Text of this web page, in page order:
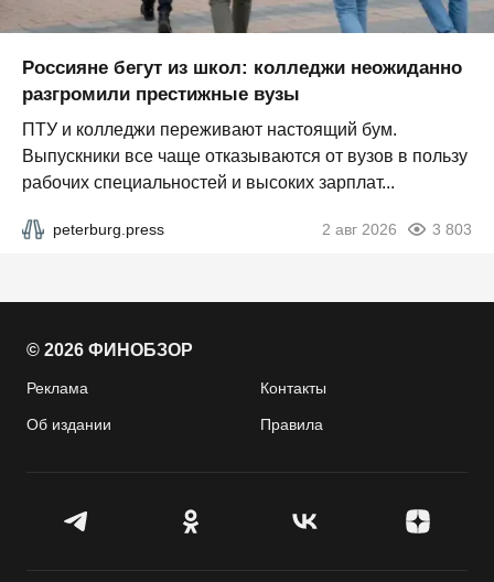
Россияне бегут из школ: колледжи неожиданно
разгромили престижные вузы
ПТУ и колледжи переживают настоящий бум.
Выпускники все чаще отказываются от вузов в пользу
рабочих специальностей и высоких зарплат...
peterburg.press 2 авг 2026 3 803
© 2026 ФИНОБЗОР
Реклама Контакты
Об издании Правила